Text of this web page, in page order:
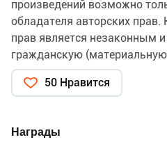
произведений возможно
обладателя авторских прав.
прав является незаконным и
гражданскую
уголовную ответственность.
50 Нравится
Награды